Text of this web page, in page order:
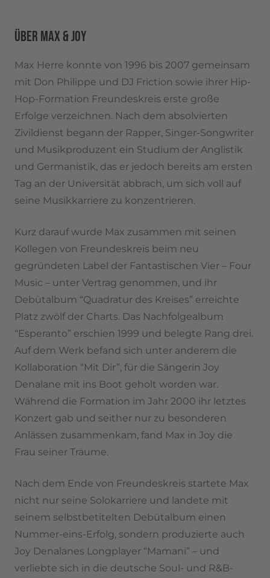
ÜBER MAX & JOY
Max Herre konnte von 1996 bis 2007 gemeinsam
mit Don Philippe und DJ Friction sowie ihrer Hip-
Hop-Formation Freundeskreis erste große
Erfolge verzeichnen. Nach dem absolvierten
Zivildienst begann der Rapper, Singer-Songwriter
und Musikproduzent ein Studium der Anglistik
und Germanistik, das er jedoch bereits am ersten
Tag an der Universität abbrach, um sich voll auf
seine Musikkarriere zu konzentrieren.
Kurz darauf wurde Max zusammen mit seinen
Kollegen von Freundeskreis beim neu
gegründeten Label der Fantastischen Vier – Four
Music – unter Vertrag genommen, und ihr
Debütalbum “Quadratur des Kreises” erreichte
Platz zwölf der Charts. Das Nachfolgealbum
“Esperanto” erschien 1999 und belegte Rang drei.
Auf dem Werk befand sich unter anderem die
Kollaboration “Mit Dir”, für die Sängerin Joy
Denalane mit ins Boot geholt worden war.
Während die Formation im Jahr 2000 ihr letztes
Konzert gab und seither nur zu besonderen
Anlässen zusammenkam, fand Max in Joy die
Frau seiner Träume.
Nach dem Ende von Freundeskreis startete Max
nicht nur seine Solokarriere und landete mit
seinem selbstbetitelten Debütalbum einen
Nummer-eins-Erfolg, sondern produzierte auch
Joy Denalanes Longplayer “Mamani” – und
verliebte sich in die deutsche Soul- und R&B-